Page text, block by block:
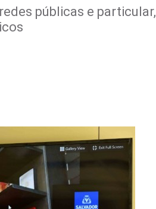
públicas e particular,